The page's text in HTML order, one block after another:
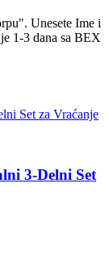
Unesete Ime i
1-3 dana sa BEX
3-Delni Set